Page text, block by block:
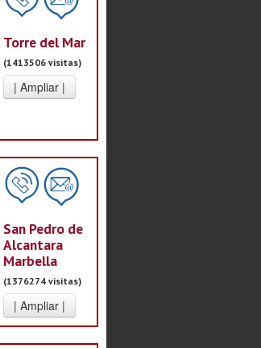
Torre del Mar
(1413506 visitas)
San Pedro de
Alcantara
Marbella
(1376274 visitas)